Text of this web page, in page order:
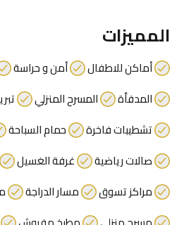
المميزات
أماكن للاطفال أمن و حراسة
المدفأة
المسرح المنزلي
تشطيبات فاخرة
حمام السباحة
صالات رياضية
غرفة الغسيل
مراكز تسوق
مسار الدراجة